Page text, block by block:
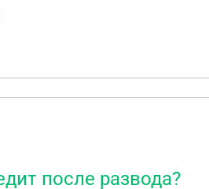
после развода?